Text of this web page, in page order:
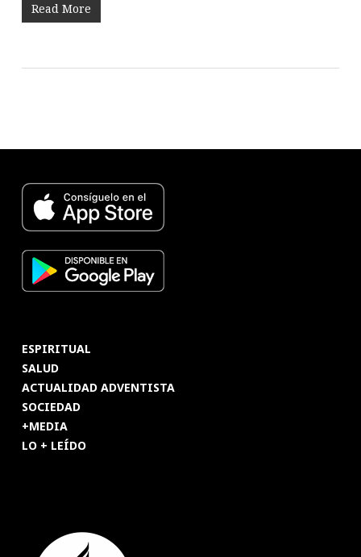
Read More
ESPIRITUAL
SALUD
ACTUALIDAD ADVENTISTA
SOCIEDAD
+MEDIA
LO + LEÍDO